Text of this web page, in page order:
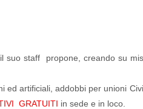
staff propone, creando su
ed artificiali, addobbi per unioni
GRATUITI in sede e in loco.